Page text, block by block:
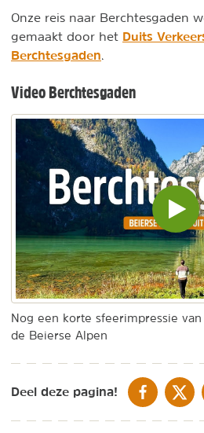
Onze reis naar Berchtesgaden
gemaakt door het Duits
Berchtesgaden
Video Berchtesgaden
en
Nog een korte sfeerimpressie
de Beierse Alpen
Deel deze pagina! DELEN OP